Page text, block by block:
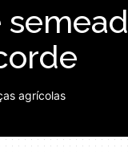
agrícolas